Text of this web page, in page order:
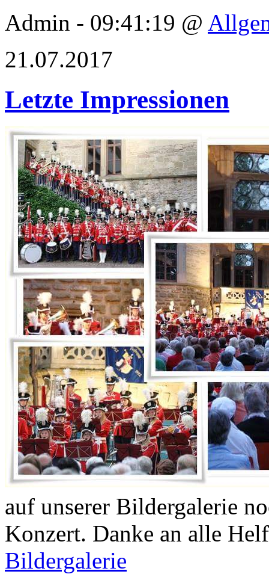
Admin - 09:41:19 @
21.07.2017
Letzte Impressionen
auf unserer Bildergalerie
Konzert. Danke an alle
Bildergalerie